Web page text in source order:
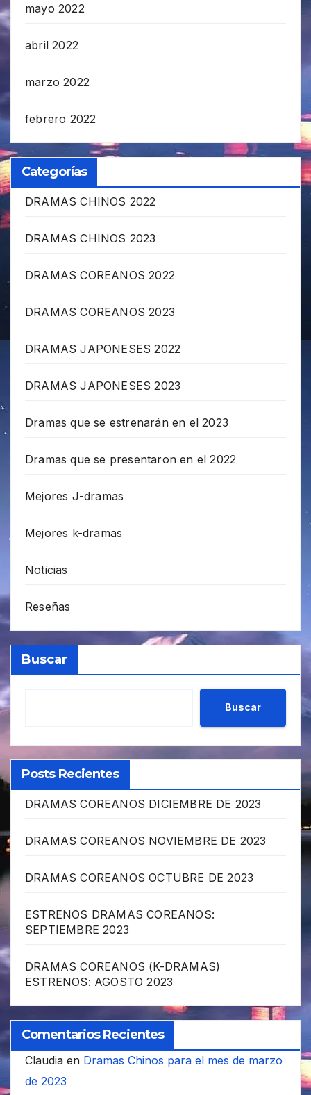
mayo 2022
abril 2022
marzo 2022
febrero 2022
Categorías
DRAMAS CHINOS 2022
DRAMAS CHINOS 2023
DRAMAS COREANOS 2022
DRAMAS COREANOS 2023
DRAMAS JAPONESES 2022
DRAMAS JAPONESES 2023
Dramas que se estrenarán en el 2023
Dramas que se presentaron en el 2022
Mejores J-dramas
Mejores k-dramas
Noticias
Reseñas
Buscar
Buscar
Posts Recientes
DRAMAS COREANOS DICIEMBRE DE 2023
DRAMAS COREANOS NOVIEMBRE DE 2023
DRAMAS COREANOS OCTUBRE DE 2023
ESTRENOS DRAMAS COREANOS:
SEPTIEMBRE 2023
DRAMAS COREANOS (K-DRAMAS)
ESTRENOS: AGOSTO 2023
Comentarios Recientes
Claudia en Dramas Chinos para el mes de marzo
de 2023